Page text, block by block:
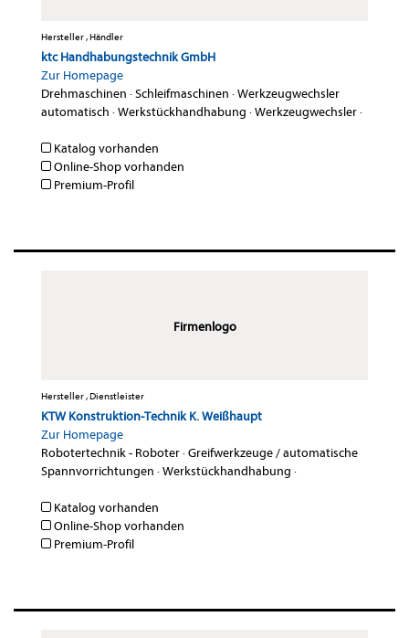
Hersteller , Händler
ktc Handhabungstechnik GmbH
Zur Homepage
Drehmaschinen ·Schleifmaschinen ·Werkzeugwechsler
automatisch ·Werkstückhandhabung ·Werkzeugwechsler·
Katalog vorhanden
Online-Shop vorhanden
Premium-Profil
Firmenlogo
Hersteller , Dienstleister
KTW Konstruktion-Technik K. Weißhaupt
Zur Homepage
Robotertechnik - Roboter·Greifwerkzeuge / automatische
Spannvorrichtungen ·Werkstückhandhabung ·
Katalog vorhanden
Online-Shop vorhanden
Premium-Profil